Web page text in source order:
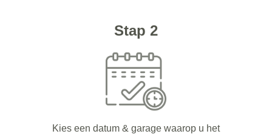
Stap 2
Kies een datum & garage waarop u het